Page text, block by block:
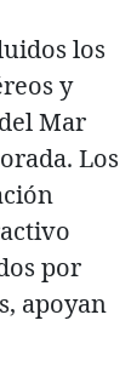
los
y
Mar
Los
por
apoyan